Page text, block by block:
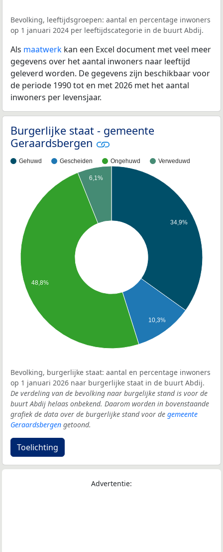
Bevolking, leeftijdsgroepen: aantal en percentage inwoners
op 1 januari 2024 per leeftijdscategorie in de buurt Abdij.
Als maatwerk kan een Excel document met veel meer
gegevens over het aantal inwoners naar leeftijd
geleverd worden. De gegevens zijn beschikbaar voor
de periode 1990 tot en met 2026 met het aantal
inwoners per levensjaar.
Burgerlijke staat - gemeente
Geraardsbergen
Gehuwd Gescheiden Ongehuwd Verweduwd
34,9%
10,3%
6,1%
48,8%
Bevolking, burgerlijke staat: aantal en percentage inwoners
op 1 januari 2026 naar burgerlijke staat in de buurt Abdij.
De verdeling van de bevolking naar burgelijke stand is voor de
buurt Abdij helaas onbekend. Daarom worden in bovenstaande
grafiek de data over de burgerlijke stand voor de gemeente
Geraardsbergen getoond.
Toelichting
Advertentie: